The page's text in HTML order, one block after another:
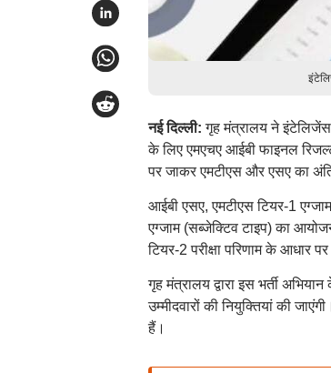
नई दिल्ली: गृह मंत्रालय ने इंटेलिजेंस
के लिए एमएचए आईबी फाइनल
पर जाकर एमटीएस और एसए का
आईबी एसए, एमटीएस टियर-1
एग्जाम (सब्जेक्टिव टाइप) का
टियर-2 परीक्षा परिणाम के आधार
गृह मंत्रालय द्वारा इस भर्ती
उम्मीदवारों की नियुक्तियां की
हैं।